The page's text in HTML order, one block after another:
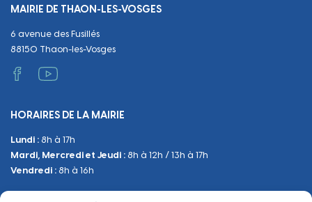
Emploi
Tranquillité et sécurité
Décès
Papiers et citoyenneté
Administratif et technique
Manifestations
Urbanisme
Sanitaire et Sécurité
MAIRIE DE THAON-LES-VOSGES
6 avenue des Fusillés
88150 Thaon-les-Vosges
HORAIRES DE LA MAIRIE
Lundi : 8h à 17h
Mardi, Mercredi et Jeudi : 8h à 12h / 13h à 17h
Vendredi : 8h à 16h